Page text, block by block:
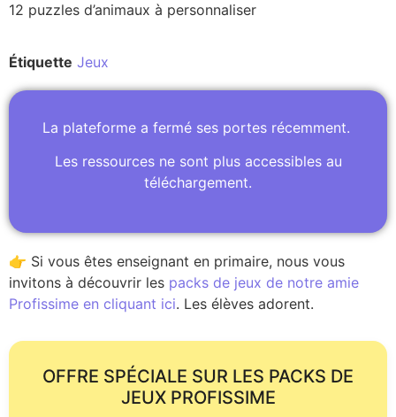
12 puzzles d’animaux à personnaliser
Étiquette Jeux
La plateforme a fermé ses portes récemment.
Les ressources ne sont plus accessibles au
téléchargement.
👉 Si vous êtes enseignant en primaire, nous vous
invitons à découvrir les packs de jeux de notre amie
Profissime en cliquant ici. Les élèves adorent.
OFFRE SPÉCIALE SUR LES PACKS DE
JEUX PROFISSIME